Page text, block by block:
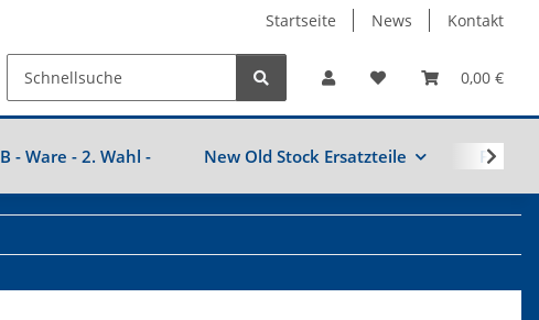
Startseite News Kontakt
0,00 €
B - Ware - 2. Wahl - New Old Stock Ersatzteile